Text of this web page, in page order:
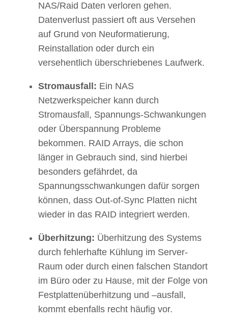
NAS/Raid Daten verloren gehen.
Datenverlust passiert oft aus Versehen
auf Grund von Neuformatierung,
Reinstallation oder durch ein
versehentlich überschriebenes Laufwerk.
Stromausfall: Ein NAS
Netzwerkspeicher kann durch
Stromausfall, Spannungs-Schwankungen
oder Überspannung Probleme
bekommen. RAID Arrays, die schon
länger in Gebrauch sind, sind hierbei
besonders gefährdet, da
Spannungsschwankungen dafür sorgen
können, dass Out-of-Sync Platten nicht
wieder in das RAID integriert werden.
Überhitzung: Überhitzung des Systems
durch fehlerhafte Kühlung im Server-
Raum oder durch einen falschen Standort
im Büro oder zu Hause, mit der Folge von
Festplattenüberhitzung und –ausfall,
kommt ebenfalls recht häufig vor.